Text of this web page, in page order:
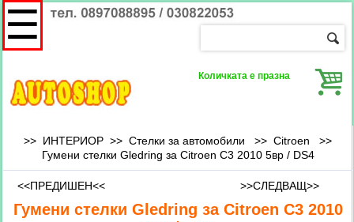
Количката е празна
☰
>> ИНТЕРИОР >> Стелки за автомобили >> Citroen >>
Гумени стелки Gledring за Citroen C3 2010 5вр / DS4
<<ПРЕДИШЕН<< >>СЛЕДВАЩ>>
Гумени стелки Gledring за Citroen C3 2010